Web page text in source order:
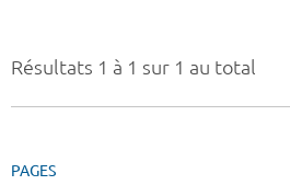
Résultats 1 à 1 sur 1 au total
PAGES